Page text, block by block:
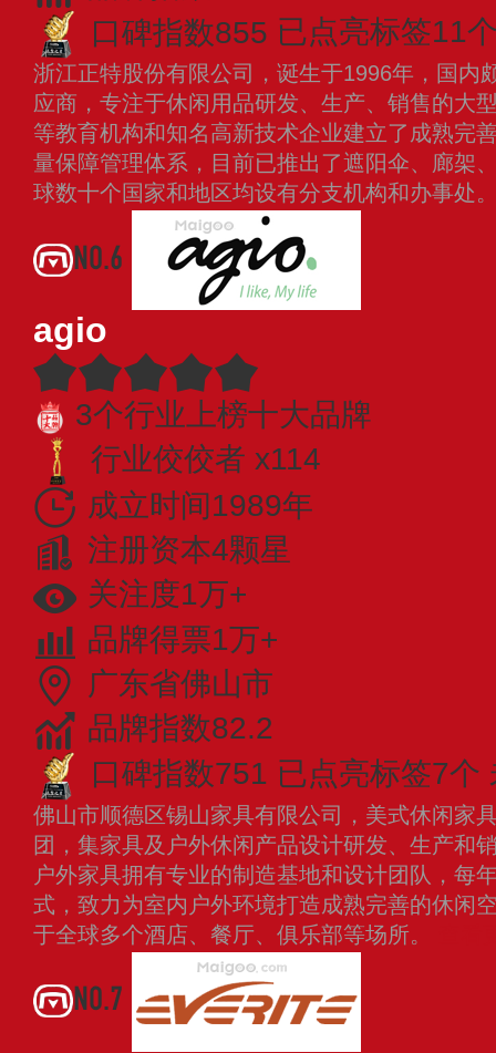
口碑指数855 已点亮标签11
浙江正特股份有限公司，诞生于1996年，国内
应商，专注于休闲用品研发、生产、销售的大
等教育机构和知名高新技术企业建立了成熟完
量保障管理体系，目前已推出了遮阳伞、廊架
球数十个国家和地区均设有分支机构和办事处
NO.6
agio
3个行业上榜十大品牌
行业佼佼者 x114
成立时间1989年
注册资本4颗星
关注度1万+
品牌得票1万+
广东省佛山市
品牌指数82.2
口碑指数751 已点亮标签7个
佛山市顺德区锡山家具有限公司，美式休闲家
团，集家具及户外休闲产品设计研发、生产和
户外家具拥有专业的制造基地和设计团队，每
式，致力为室内户外环境打造成熟完善的休闲
于全球多个酒店、餐厅、俱乐部等场所。
NO.7